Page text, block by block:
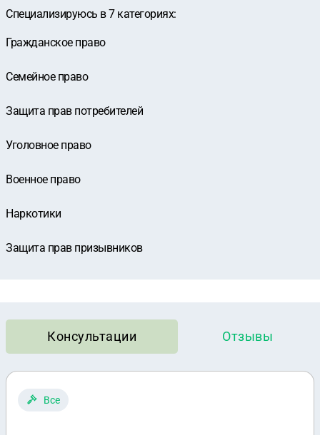
Специализируюсь в7 категориях:
Гражданское право
Семейное право
Защита прав потребителей
Уголовное право
Военное право
Наркотики
Защита прав призывников
Консультации Отзывы
Все